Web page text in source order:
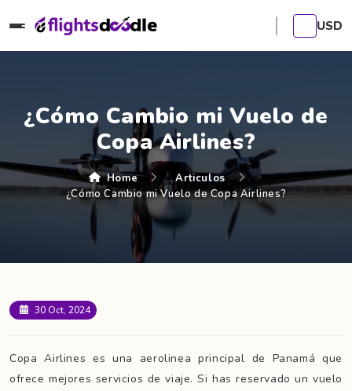
USD
¿Cómo Cambio mi Vuelo de
Copa Airlines?
Home
Articulos
¿Cómo Cambio mi Vuelo de Copa Airlines?
30 Oct, 2024
Copa Airlines es una aerolinea principal de Panamá que
ofrece mejores servicios de viaje. Si has reservado un vuelo